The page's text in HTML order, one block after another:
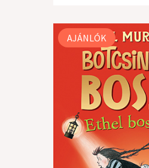
AJÁNLÓK